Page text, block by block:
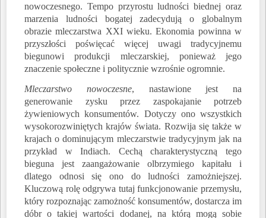
nowoczesnego. Tempo przyrostu ludności biednej oraz
marzenia ludności bogatej zadecydują o globalnym
obrazie mleczarstwa XXI wieku. Ekonomia powinna w
przyszłości poświęcać więcej uwagi tradycyjnemu
biegunowi produkcji mleczarskiej, ponieważ jego
znaczenie społeczne i politycznie wzrośnie ogromnie.
Mleczarstwo nowoczesne, nastawione jest na
generowanie zysku przez zaspokajanie potrzeb
żywieniowych konsumentów. Dotyczy ono wszystkich
wysokorozwiniętych krajów świata. Rozwija się także w
krajach o dominującym mleczarstwie tradycyjnym jak na
przykład w Indiach. Cechą charakterystyczną tego
bieguna jest zaangażowanie olbrzymiego kapitału i
dlatego odnosi się ono do ludności zamożniejszej.
Kluczową rolę odgrywa tutaj funkcjonowanie przemysłu,
który rozpoznając zamożność konsumentów, dostarcza im
dóbr o takiej wartości dodanej, na którą mogą sobie